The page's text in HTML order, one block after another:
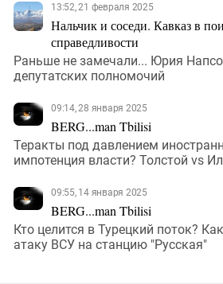
13:52, 21 февраля 2025
Нальчик и соседи. Кавказ в
справедливости
Раньше не замечали... Юрия
депутатских полномочий
09:14, 28 января 2025
BERG...man Tbilisi
Теракты под давлением
импотенция власти? Толстой vs
09:55, 14 января 2025
BERG...man Tbilisi
Кто целится в Турецкий поток?
атаку ВСУ на станцию "Русская"